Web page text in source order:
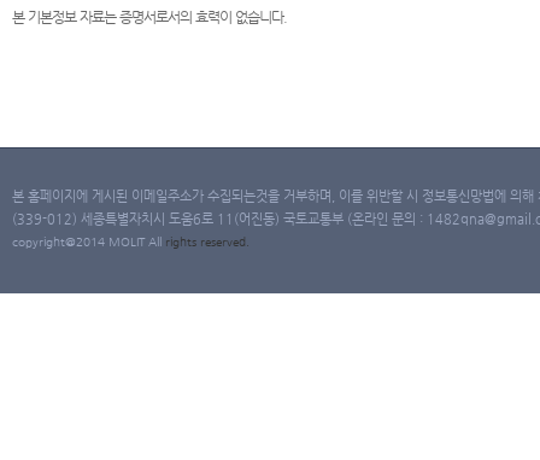
본 기본정보 자료는 증명서로서의 효력이 없습니다.
본 홈페이지에 게시된 이메일주소가 수집되는것을 거부하며, 이를 위반할 시 정보통신망법에 의
(339-012) 세종특별자치시 도움6로 11(어진동) 국토교통부 (온라인 문의 :
copyright@2014 MOLIT All rights reserved.